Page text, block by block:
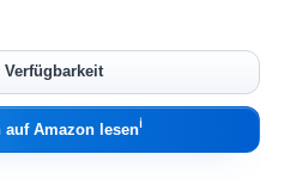
Verfügbarkeit
auf Amazon lesenℹ︎